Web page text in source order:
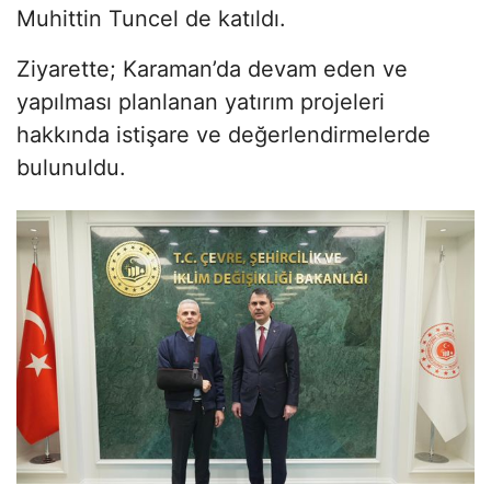
Muhittin Tuncel de katıldı.
Ziyarette; Karaman’da devam eden ve
yapılması planlanan yatırım projeleri
hakkında istişare ve değerlendirmelerde
bulunuldu.